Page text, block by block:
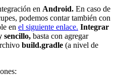
en Android. En caso de
podemos contar también con
en el siguiente enlace. Integrar
sencillo, basta con agregar
build.gradle (a nivel de